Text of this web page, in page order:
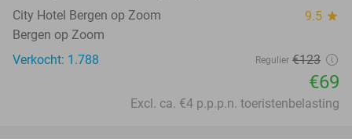
City Hotel Bergen op Zoom 9.5 star
Bergen op Zoom
Verkocht: 1.788
Regulier €123
€69
Excl. ca. €4 p.p.p.n. toeristenbelasting